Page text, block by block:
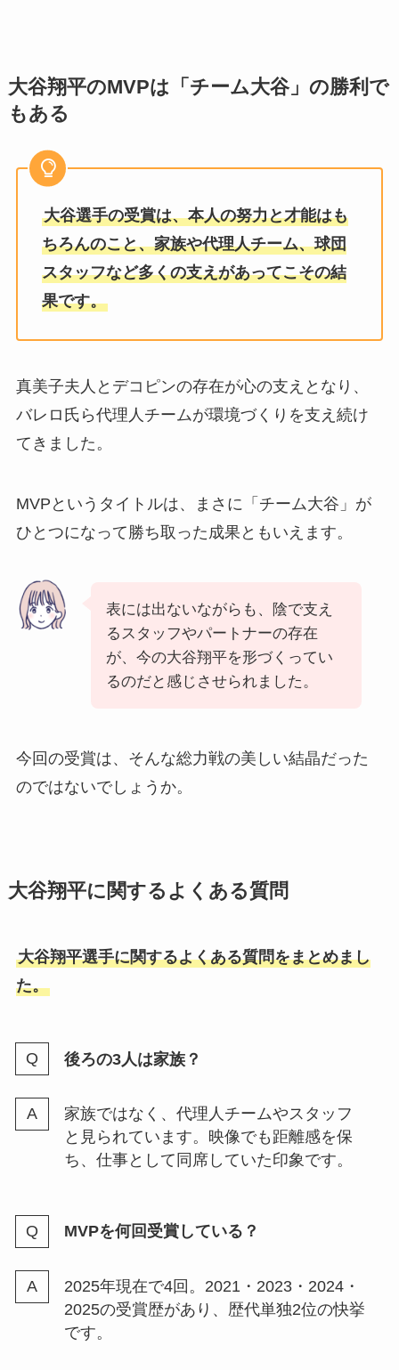
大谷翔平のMVPは「チーム大谷」の勝利で
もある
大谷選手の受賞は、本人の努力と才能はも
ちろんのこと、家族や代理人チーム、球団
スタッフなど多くの支えがあってこその結
果です。
真美子夫人とデコピンの存在が心の支えとなり、
バレロ氏ら代理人チームが環境づくりを支え続け
てきました。
MVPというタイトルは、まさに「チーム大谷」が
ひとつになって勝ち取った成果ともいえます。
表には出ないながらも、陰で支え
るスタッフやパートナーの存在
が、今の大谷翔平を形づくってい
るのだと感じさせられました。
今回の受賞は、そんな総力戦の美しい結晶だった
のではないでしょうか。
大谷翔平に関するよくある質問
大谷翔平選手に関するよくある質問をまとめまし
た。
後ろの3人は家族？
家族ではなく、代理人チームやスタッフ
と見られています。映像でも距離感を保
ち、仕事として同席していた印象です。
MVPを何回受賞している？
2025年現在で4回。2021・2023・2024・
2025の受賞歴があり、歴代単独2位の快挙
です。